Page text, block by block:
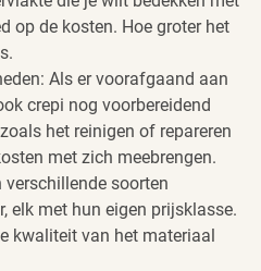
op de kosten. Hoe groter het
Als er voorafgaand aan
crepi nog voorbereidend
het reinigen of repareren
met zich meebrengen.
verschillende soorten
elk met hun eigen prijsklasse.
kwaliteit van het materiaal